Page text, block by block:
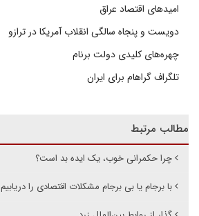
امیدهای اقتصاد عراق
دویست و پنجاه سالگی انقلاب آمریکا در ترازو
چهره‌های کلیدی دولت برنام
تلگراف گراهام برای ایران
مطالب مرتبط
چرا حکمرانی خوب، یک ایده بد است؟
با برجام یا بی برجام مشکلات اقتصادی را دریابیم